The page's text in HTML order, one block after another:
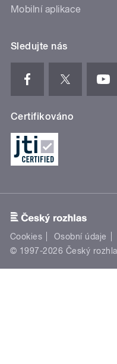
Mobilní aplikace
Sledujte nás
Certifikováno
Cookies Osobní údaje
© 1997-2026 Český